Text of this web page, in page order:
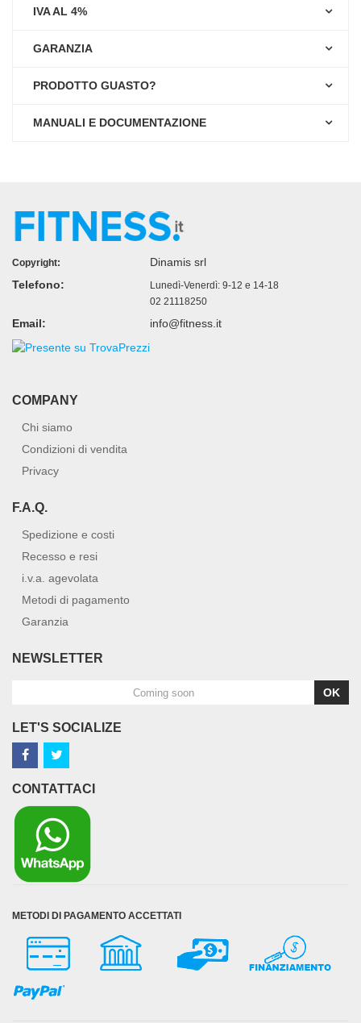
IVA AL 4%
GARANZIA
PRODOTTO GUASTO?
MANUALI E DOCUMENTAZIONE
Copyright:
Dinamis srl
Telefono:
Lunedì-Venerdì: 9-12 e 14-18
02 21118250
Email: info@fitness.it
COMPANY
Chi siamo
Condizioni di vendita
Privacy
F.A.Q.
Spedizione e costi
Recesso e resi
i.v.a. agevolata
Metodi di pagamento
Garanzia
NEWSLETTER
OK
LET'S SOCIALIZE
CONTATTACI
METODI DI PAGAMENTO ACCETTATI